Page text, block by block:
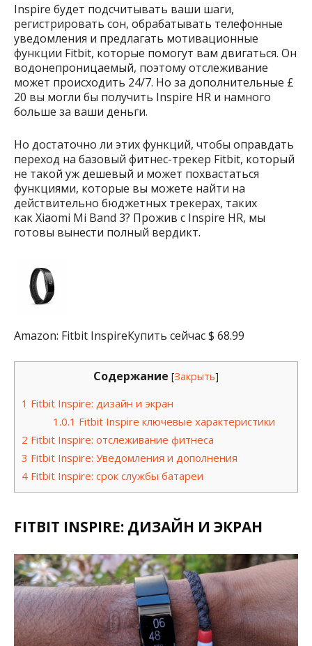
Inspire будет подсчитывать ваши шаги,
регистрировать сон, обрабатывать телефонные
уведомления и предлагать мотивационные
функции Fitbit, которые помогут вам двигаться. Он
водонепроницаемый, поэтому отслеживание
может происходить 24/7. Но за дополнительные £
20 вы могли бы получить Inspire HR и намного
больше за ваши деньги.
Но достаточно ли этих функций, чтобы оправдать
переход на базовый фитнес-трекер Fitbit, который
не такой уж дешевый и может похвастаться
функциями, которые вы можете найти на
действительно бюджетных трекерах, таких
как Xiaomi Mi Band 3? Прожив с Inspire HR, мы
готовы вынести полный вердикт.
Amazon: Fitbit InspireКупить сейчас $ 68.99
Содержание [Закрыть]
1 Fitbit Inspire: дизайн и экран
1.0.1 Fitbit Inspire ключевые характеристики
2 Fitbit Inspire: отслеживание фитнеса
3 Fitbit Inspire: Уведомления и дополнения
4 Fitbit Inspire: срок службы батареи
FITBIT INSPIRE: ДИЗАЙН И ЭКРАН